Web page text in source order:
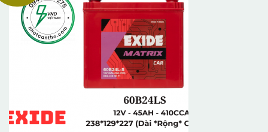
là:
1.000.000₫.
tại
là:
860.000₫.